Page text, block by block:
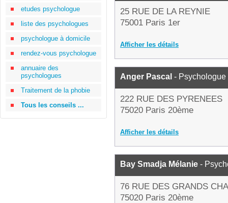
etudes psychologue
liste des psychologues
psychologue à domicile
rendez-vous psychologue
annuaire des
psychologues
Traitement de la phobie
Tous les conseils ...
25 RUE DE LA REYNIE
75001 Paris 1er
Afficher les détails
Anger Pascal - Psychologue
222 RUE DES PYRENEES
75020 Paris 20ème
Afficher les détails
Bay Smadja Mélanie -
76 RUE DES GRANDS
75020 Paris 20ème